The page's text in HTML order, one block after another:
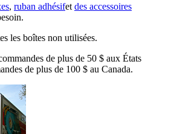
, ruban adhésifet des accessoires
les boîtes non utilisées.
de plus de 50 $ aux États
de plus de 100 $ au Canada.